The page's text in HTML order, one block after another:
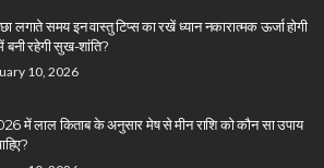
लगाते समय इन वास्तु टिप्स का रखें ध्यान नकारात्मक ऊर्जा होगी
बनी रहेगी सुख-शांति?
10, 2026
में लाल किताब के अनुसार मेष से मीन राशि को कौन सा उपाय